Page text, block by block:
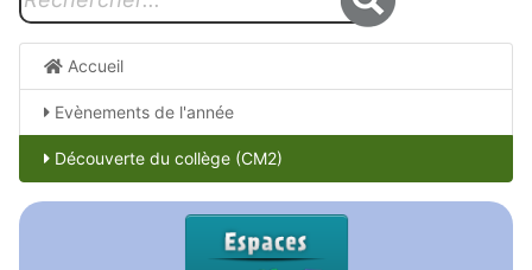
Accueil
Evènements de l'année
Découverte du collège (CM2)